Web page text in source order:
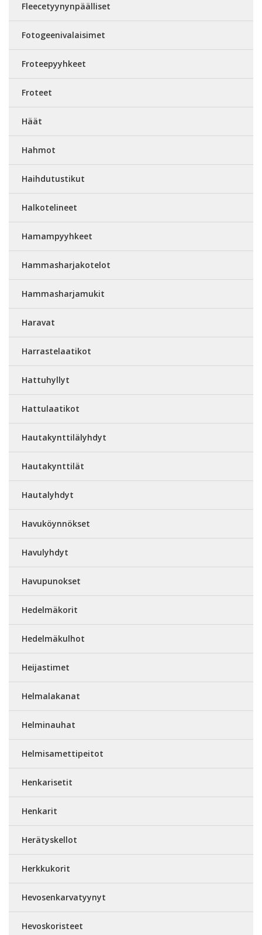
Fleecetyynynpäälliset
Fotogeenivalaisimet
Froteepyyhkeet
Froteet
Häät
Hahmot
Haihdutustikut
Halkotelineet
Hamampyyhkeet
Hammasharjakotelot
Hammasharjamukit
Haravat
Harrastelaatikot
Hattuhyllyt
Hattulaatikot
Hautakynttilälyhdyt
Hautakynttilät
Hautalyhdyt
Havuköynnökset
Havulyhdyt
Havupunokset
Hedelmäkorit
Hedelmäkulhot
Heijastimet
Helmalakanat
Helminauhat
Helmisamettipeitot
Henkarisetit
Henkarit
Herätyskellot
Herkkukorit
Hevosenkarvatyynyt
Hevoskoristeet